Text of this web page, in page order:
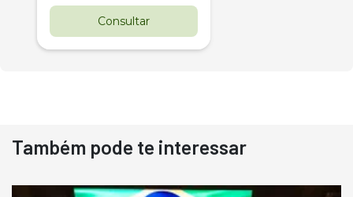
Consultar
Destaque
Usado
Também pode te interessar